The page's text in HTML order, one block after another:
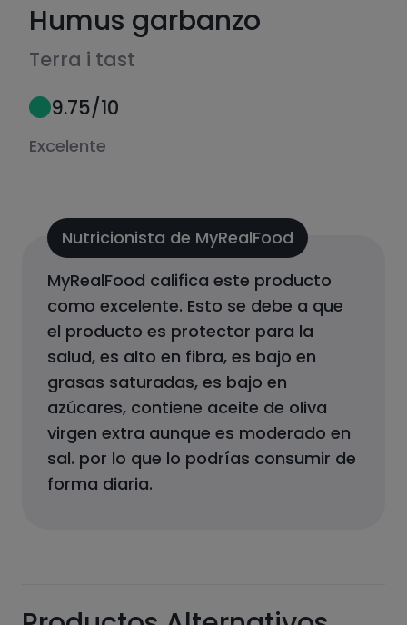
Humus garbanzo
Terra i tast
9.75/10
Excelente
Nutricionista de MyRealFood
MyRealFood califica este producto
como excelente. Esto se debe a que
el producto es protector para la
salud, es alto en fibra, es bajo en
grasas saturadas, es bajo en
azúcares, contiene aceite de oliva
virgen extra aunque es moderado en
sal. por lo que lo podrías consumir de
forma diaria.